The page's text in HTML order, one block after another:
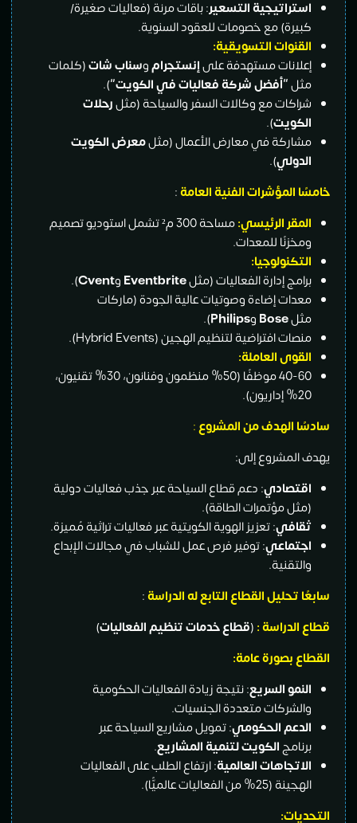
استراتيجية التسعير: باقات مرنة (فعاليات صغيرة/
كبيرة) مع خصومات للعقود السنوية.
القنوات التسويقية:
إعلانات مستهدفة علىإنستجراموسناب شات(كلمات
مثل“أفضل شركة فعاليات في الكويت”).
شراكات مع وكالات السفر والسياحة (مثلرحلات
الكويت).
مشاركة في معارض الأعمال (مثلمعرض الكويت
الدولي).
خامسًا المؤشرات الفنية العامة:
المقر الرئيسي:
مساحة 300 م² تشمل استوديو تصميم
ومخزنًا للمعدات.
التكنولوجيا:
برامج إدارة الفعاليات (مثلEventbrite وCvent
).
معدات إضاءة وصوتيات عالية الجودة (ماركات
مثلBose وPhilips
).
منصات افتراضية لتنظيم الهجين (Hybrid Events).
القوى العاملة:
40-60 موظفًا (50% منظمون وفنانون، 30% تقنيون،
20% إداريون).
سادسًا الهدف من المشروع:
يهدف المشروع إلى:
اقتصادي: دعم قطاع السياحة عبر جذب فعاليات دولية
(مثل مؤتمرات الطاقة).
ثقافي: تعزيز الهوية الكويتية عبر فعاليات تراثية مُميزة.
اجتماعي: توفير فرص عمل للشباب في مجالات الإبداع
والتقنية.
سابعًا تحليل القطاع التابع له الدراسة:
قطاع الدراسة : (قطاع خدمات تنظيم الفعاليات)
القطاع بصورة عامة:
النمو السريع: نتيجة زيادة الفعاليات الحكومية
والشركات متعددة الجنسيات.
الدعم الحكومي: تمويل مشاريع السياحة عبر
برنامجالكويت لتنمية المشاريع.
الاتجاهات العالمية: ارتفاع الطلب على الفعاليات
الهجينة (25% من الفعاليات عالميًّا).
التحديات: